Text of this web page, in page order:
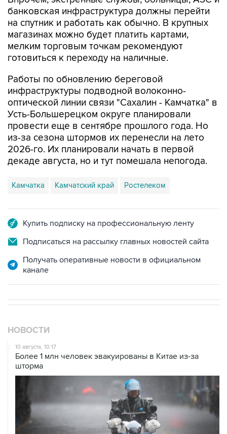
банковская инфраструктура должны перейти
на спутник и работать как обычно. В крупных
магазинах можно будет платить картами,
мелким торговым точкам рекомендуют
готовиться к переходу на наличные.
Работы по обновлению береговой
инфраструктуры подводной волоконно-
оптической линии связи "Сахалин - Камчатка" в
Усть-Большерецком округе планировали
провести еще в сентябре прошлого года. Но
из-за сезона штормов их перенесли на лето
2026-го. Их планировали начать в первой
декаде августа, но и тут помешала непогода.
Камчатка Камчатский край Ростелеком
Купить подписку на профессиональную ленту
Подписаться на рассылку главных новостей сайта
Получать оперативные новости в официальном
канале
НОВОСТИ
10 августа, 10:17
Более 1 млн человек эвакуированы в Китае из-за
шторма